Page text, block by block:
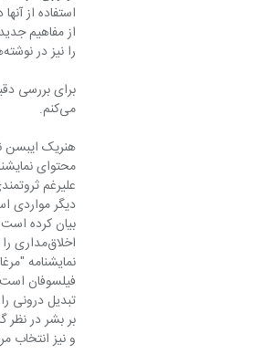
استفاده از
را نیز در نوشته‌هایش منعکس می‌کند.
می‌کنم.
محتوای
بر بشر در نظر
و نیز انتخاب مرغابی